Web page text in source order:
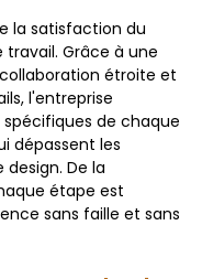
la satisfaction du
Grâce à une
étroite et
l'entreprise
de chaque
dépassent les
De la
étape est
sans faille et sans